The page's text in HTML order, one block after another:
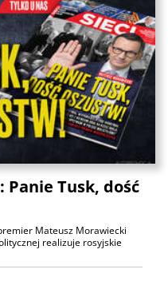
Tusk, dość
Mateusz Morawiecki
realizuje rosyjskie